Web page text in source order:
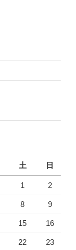
土 日
1 2
8 9
15 16
22 23